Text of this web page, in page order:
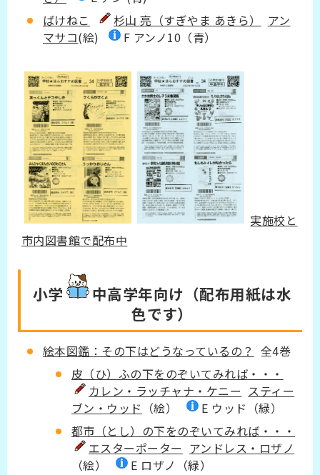
ばけねこ
杉山 亮（すぎやま あきら）
アン
マサコ(絵) F アンノ10（青）
実施校と
市内図書館で配布中
小学 中高学年向け（配布用紙は水
色です）
絵本図鑑：その下はどうなっているの？ 全4巻
皮（ひ）ふの下をのぞいてみれば・・・
カレン・ラッチャナ・ケニー スティー
ブン・ウッド （絵）
E ウッド（緑）
都市（とし）の下をのぞいてみれば・・・
エスターポーター アンドレス・ロザノ
（絵）
E ロザノ（緑）